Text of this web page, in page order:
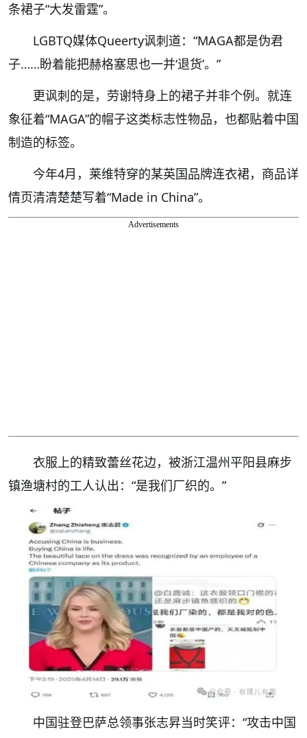
条裙子“大发雷霆”。
LGBTQ媒体Queerty讽刺道：“MAGA都是伪君
子……盼着能把赫格塞思也一并‘退货’。”
更讽刺的是，劳谢特身上的裙子并非个例。就连
象征着“MAGA”的帽子这类标志性物品，也都贴着中国
制造的标签。
今年4月，莱维特穿的某英国品牌连衣裙，商品详
情页清清楚楚写着“Made in China”。
Advertisements
衣服上的精致蕾丝花边，被浙江温州平阳县麻步
镇渔塘村的工人认出：“是我们厂织的。”
中国驻登巴萨总领事张志昇当时笑评：“攻击中国